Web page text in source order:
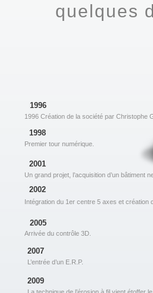
quelques
1996
1996 Création de la société par Christophe
1998
Premier tour numérique.
2001
Un grand projet, l’acquisition d’un bâtiment
2002
Intégration du 1er centre 5 axes et création
2005
Arrivée du contrôle 3D.
2007
L’entrée d’un E.R.P.
2009